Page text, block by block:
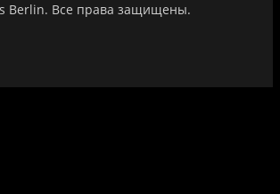
Berlin. Все права защищены.